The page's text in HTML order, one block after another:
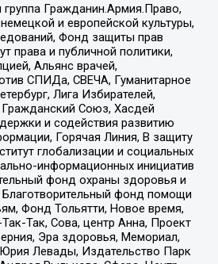
Гражданин.Армия.Право,
и европейской культуры,
Фонд защиты прав
права и публичной политики,
Альянс врачей,
СПИДа, СВЕЧА, Гуманитарное
Лига Избирателей,
Союз, Хасдей
и содействия развитию
Горячая Линия, В защиту
глобализации и социальных
информационных инициатив
фонд охраны здоровья и
фонд помощи
Фонд Тольятти, Новое время,
Так, Сова, центр Анна, Проект
Эра здоровья, Мемориал,
Левады, Издательство Парк